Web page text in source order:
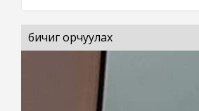
бичиг орчуулах